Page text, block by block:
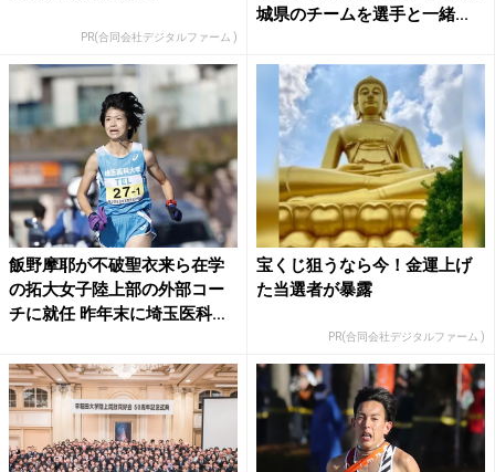
PR(合同会社デジタルファーム )
城県のチームを選手と一緒...
飯野摩耶が不破聖衣来ら在学
の拓大女子陸上部の外部コー
チに就任 昨年末に埼玉医科
宝くじ狙うなら今！金運上げ
た当選者が暴露
PR(合同会社デジタルファーム )